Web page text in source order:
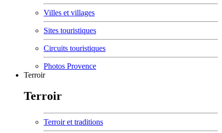
Villes et villages
Sites touristiques
Circuits touristiques
Photos Provence
Terroir
Terroir
Terroir et traditions